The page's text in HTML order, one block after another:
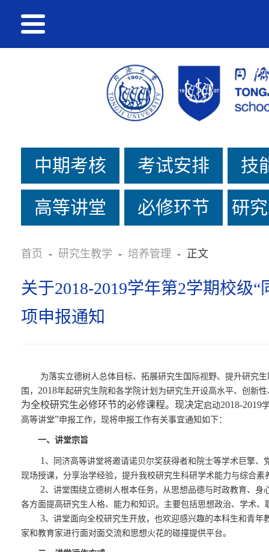
中期考核 考试安排 技
高等讲堂 必修环节
研
首页 - 研究生教学 - 培养管理 - 正文
关于2018-2019学年第2学期校级
项申报通知
为落实立德树人总体目标、 拓展研究生 国际视野、提升研究
围， 2018年起研究生院和各学院计划为研究生开设高水平、创新
为全校研究生必修环节的必修课程。现决定启动2018-2019
高等讲堂”申报工作，现将申报工作有关事宜通知如下：
一、讲堂宗旨
1 、同济高等讲堂将邀请诺贝尔奖获得者和院士等学术巨擎
现场授课，分享治学经验，提升我校研究生科研学术能力与综合素
2、讲堂 围绕立德树人根本任务，从思想品德与时政教育、
各方面提高研究生人格、能力和知识。 主要包括思想政治、学术、
3、讲堂面向全校研究生开放，也欢迎感兴趣的本科生和青
家和教育家进行面对面交流和思想火花的碰撞提供平台。